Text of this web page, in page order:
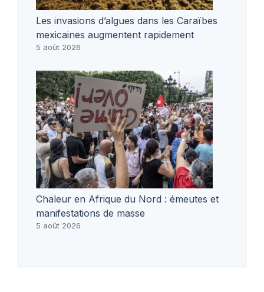
Les invasions d’algues dans les Caraïbes
mexicaines augmentent rapidement
5 août 2026
Chaleur en Afrique du Nord : émeutes et
manifestations de masse
5 août 2026